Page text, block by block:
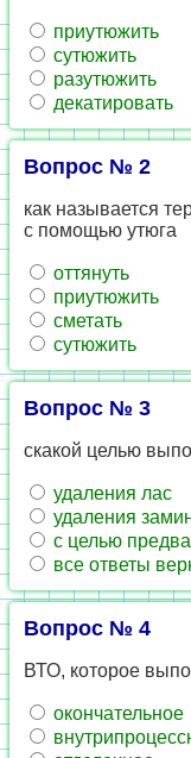
приутюжить
сутюжить
разутюжить
декатировать
Вопрос № 2
как называется
с помощью утюга
оттянуть
приутюжить
сметать
сутюжить
Вопрос № 3
скакой целью
удаления лас
удаления
с целью
все ответы
Вопрос № 4
ВТО, которое
окончательное